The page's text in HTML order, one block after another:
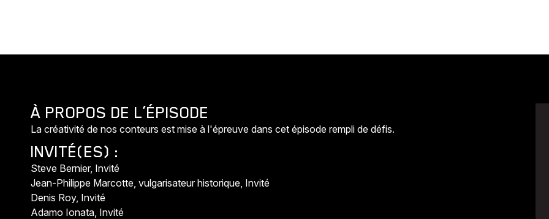
À PROPOS DE L’ÉPISODE
La créativité de nos conteurs est mise à l'épreuve dans cet épisode rempli de défis.
INVITÉ(ES) :
Steve Bernier, Invité
Jean-Philippe Marcotte, vulgarisateur historique, Invité
Denis Roy, Invité
Adamo Ionata, Invité